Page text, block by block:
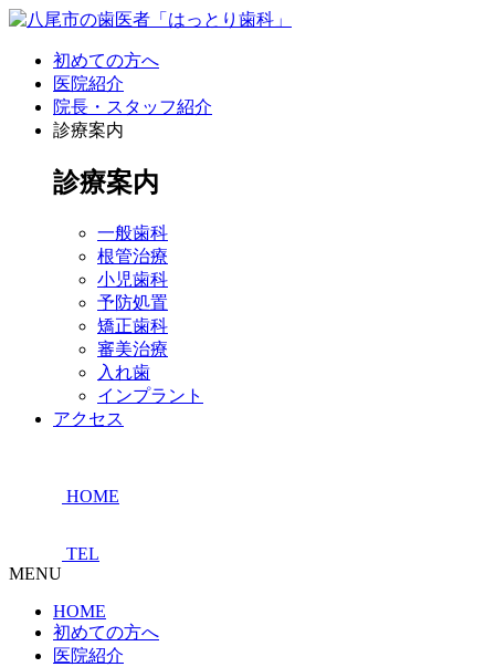
初めての方へ
医院紹介
院長・スタッフ紹介
診療案内
診療案内
一般歯科
根管治療
小児歯科
予防処置
矯正歯科
審美治療
入れ歯
インプラント
アクセス
HOME
TEL
MENU
HOME
初めての方へ
医院紹介